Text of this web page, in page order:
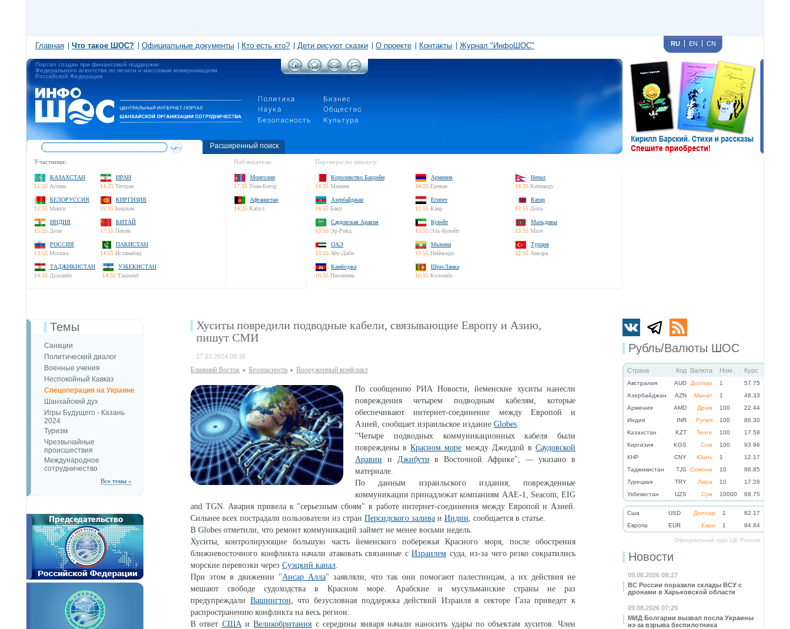
Главная Что такое ШОС? Официальные документы Кто есть кто? Дети рисуют сказки О проекте Контакты Журнал "ИнфоШОС" RU EN CN
Портал создан при финансовой поддержке
Федерального агентства по печати и массовым коммуникациям
Российской Федерации
Расширенный поиск
Участники:
КАЗАХСТАН
15:55 Астана
ИРАН
14:25 Тегеран
БЕЛОРУССИЯ
12:55 Минск
КИРГИЗИЯ
15:55 Бишкек
ИНДИЯ
15:25 Дели
КИТАЙ
17:55 Пекин
РОССИЯ
13:55 Москва
ПАКИСТАН
14:55 Исламабад
ТАДЖИКИСТАН
14:55 Душанбе
УЗБЕКИСТАН
14:55 Ташкент
Наблюдатели:
Монголия
17:55 Улан-Батор
Афганистан
14:25 Кабул
Партнеры по диалогу:
Королевство Бахрейн
14:25 Манама
Армения
14:25 Ереван
Непал
14:25 Катманду
Азербайджан
14:55 Баку
Египет
12:55 Каир
Катар
13:55 Доха
Саудовская Аравия
13:55 Эр-Рияд
Кувейт
13:55 Эль-Кувейт
Мальдивы
13:55 Мале
ОАЭ
13:55 Абу-Даби
Мьянма
13:55 Нейпьидо
Турция
12:55 Анкара
Камбоджа
16:55 Пномпень
Шри-Ланка
16:55 Коломбо
Рубль/Валюты ШОС
Страна Код Валюта Ном. Курс
Австралия AUD Доллар 1
57.75
Азербайджан
AZN Манат 1
48.33
Армения
AMD Драм 100
22.44
Индия
INR Рупия 100
86.30
Казахстан
KZT Тенге 100
17.58
Киргизия
KGS Сом 100
93.96
КНР
CNY Юань 1
12.17
Таджикистан
TJS Сомони 10
88.85
Турецкая
TRY Лира 10
17.28
Узбекистан
UZS Сум 10000 68.75
Cша USD Доллар 1
82.17
Eвропа
EUR Евро 1 94.84
Официальный курс ЦБ России
Новости
09.08.2026 09:27
ВС России поразили склады ВСУ с
дронами в Харьковской области
09.08.2026 07:29
МИД Болгарии вызвал посла Украины
из-за взрыва беспилотника
Темы
Санкции
Политический диалог
Военные учения
Неспокойный Кавказ
Спецоперация на Украине
Шанхайский дух
Игры Будущего - Казань
2024
Туризм
Чрезвычайные
происшествия
Международное
сотрудничество
Все темы »
Хуситы повредили подводные кабели, связывающие Европу и Азию,
пишут СМИ
27.02.2024 08:36
Ближний Восток Безопаcность Вооруженный конфликт
По сообщению РИА Новости, йеменские хуситы нанесли
повреждения четырем подводным кабелям, которые
обеспечивают интернет-соединение между Европой и
Азией, сообщает израильское издание Globes.
"Четыре подводных коммуникационных кабеля были
повреждены вКрасном море между Джеддой вСаудовской
Аравии и Джибути в Восточной Африке", — указано в
материале.
По данным израильского издания, поврежденные
коммуникации принадлежат компаниям AAE-1, Seacom, EIG
and TGN. Авария привела к "серьезным сбоям" в работе интернет-соединения между Европой и Азией.
Сильнее всех пострадали пользователи из стран Персидского залива и Индии, сообщается в статье.
В Globes отметили, что ремонт коммуникаций займет не менее восьми недель.
Хуситы, контролирующие большую часть йеменского побережья Красного моря, после обострения
ближневосточного конфликта начали атаковать связанные сИзраилем суда, из-за чего резко сократились
морские перевозки через Суэцкий канал.
При этом в движении "Ансар Алла" заявляли, что так они помогают палестинцам, а их действия не
мешают свободе судоходства в Красном море. Арабские и мусульманские страны не раз
предупреждали Вашингтон, что безусловная поддержка действий Израиля в секторе Газа приведет к
распространению конфликта на весь регион.
В ответ СШАиВеликобритания с середины января начали наносить удары по объектам хуситов. Член